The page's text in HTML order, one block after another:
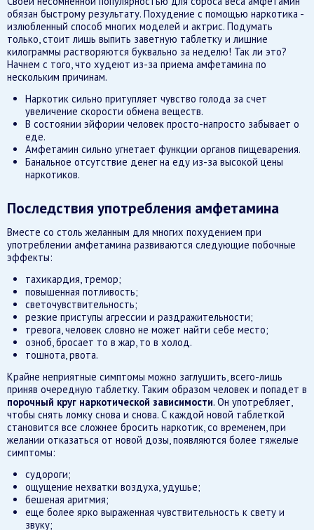
обязан быстрому результату. Похудение с помощью наркотика -
излюбленный способ многих моделей и актрис. Подумать
только, стоит лишь выпить заветную таблетку и лишние
килограммы растворяются буквально за неделю! Так ли это?
Начнем с того, что худеют из-за приема амфетамина по
нескольким причинам.
Наркотик сильно притупляет чувство голода за счет
увеличение скорости обмена веществ.
В состоянии эйфории человек просто-напросто забывает о
еде.
Амфетамин сильно угнетает функции органов пищеварения.
Банальное отсутствие денег на еду из-за высокой цены
наркотиков.
Последствия употребления амфетамина
Вместе со столь желанным для многих похудением при
употреблении амфетамина развиваются следующие побочные
эффекты:
тахикардия, тремор;
повышенная потливость;
светочувствительность;
резкие приступы агрессии и раздражительности;
тревога, человек словно не может найти себе место;
озноб, бросает то в жар, то в холод.
тошнота, рвота.
Крайне неприятные симптомы можно заглушить, всего-лишь
приняв очередную таблетку. Таким образом человек и попадет в
порочный круг наркотической зависимости. Он употребляет,
чтобы снять ломку снова и снова. С каждой новой таблеткой
становится все сложнее бросить наркотик, со временем, при
желании отказаться от новой дозы, появляются более тяжелые
симптомы:
судороги;
ощущение нехватки воздуха, удушье;
бешеная аритмия;
еще более ярко выраженная чувствительность к свету и
звуку;